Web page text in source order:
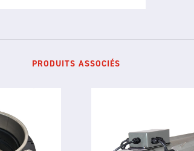
PRODUITS ASSOCIÉS
IN-LINE IONISER